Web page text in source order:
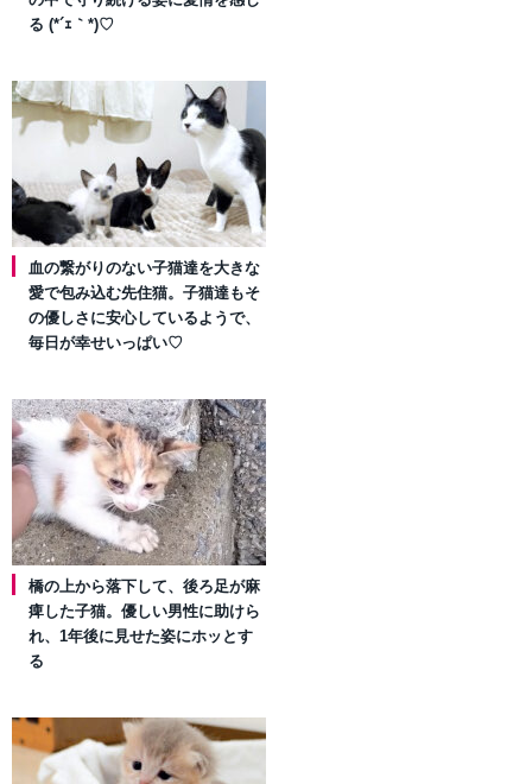
る (*´ｪ｀*)♡
血の繋がりのない子猫達を大きな
愛で包み込む先住猫。子猫達もそ
の優しさに安心しているようで、
毎日が幸せいっぱい♡
橋の上から落下して、後ろ足が麻
痺した子猫。優しい男性に助けら
れ、1年後に見せた姿にホッとす
る